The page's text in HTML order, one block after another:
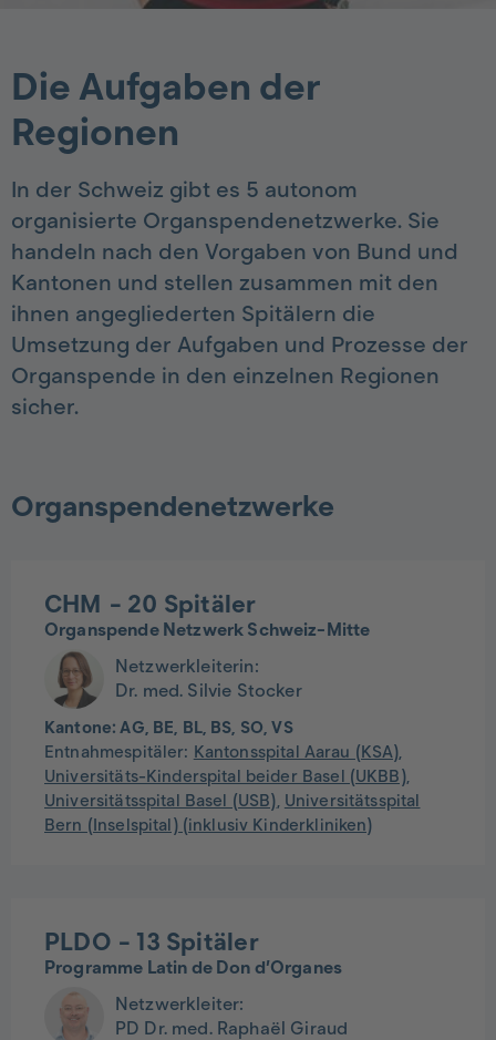
Die Aufgaben der
Regionen
In der Schweiz gibt es 5 autonom
organisierte Organspendenetzwerke. Sie
handeln nach den Vorgaben von Bund und
Kantonen und stellen zusammen mit den
ihnen angegliederten Spitälern die
Umsetzung der Aufgaben und Prozesse der
Organspende in den einzelnen Regionen
sicher.
Organspendenetzwerke
CHM - 20 Spitäler
Organspende Netzwerk Schweiz-Mitte
Netzwerkleiterin:
Dr. med. Silvie Stocker
Kantone: AG, BE, BL, BS, SO, VS
Entnahmespitäler: Kantonsspital Aarau (KSA),
Universitäts-Kinderspital beider Basel (UKBB),
Universitätsspital Basel (USB), Universitätsspital
Bern (Inselspital) (inklusiv Kinderkliniken)
PLDO - 13 Spitäler
Programme Latin de Don d’Organes
Netzwerkleiter:
PD Dr. med. Raphaël Giraud